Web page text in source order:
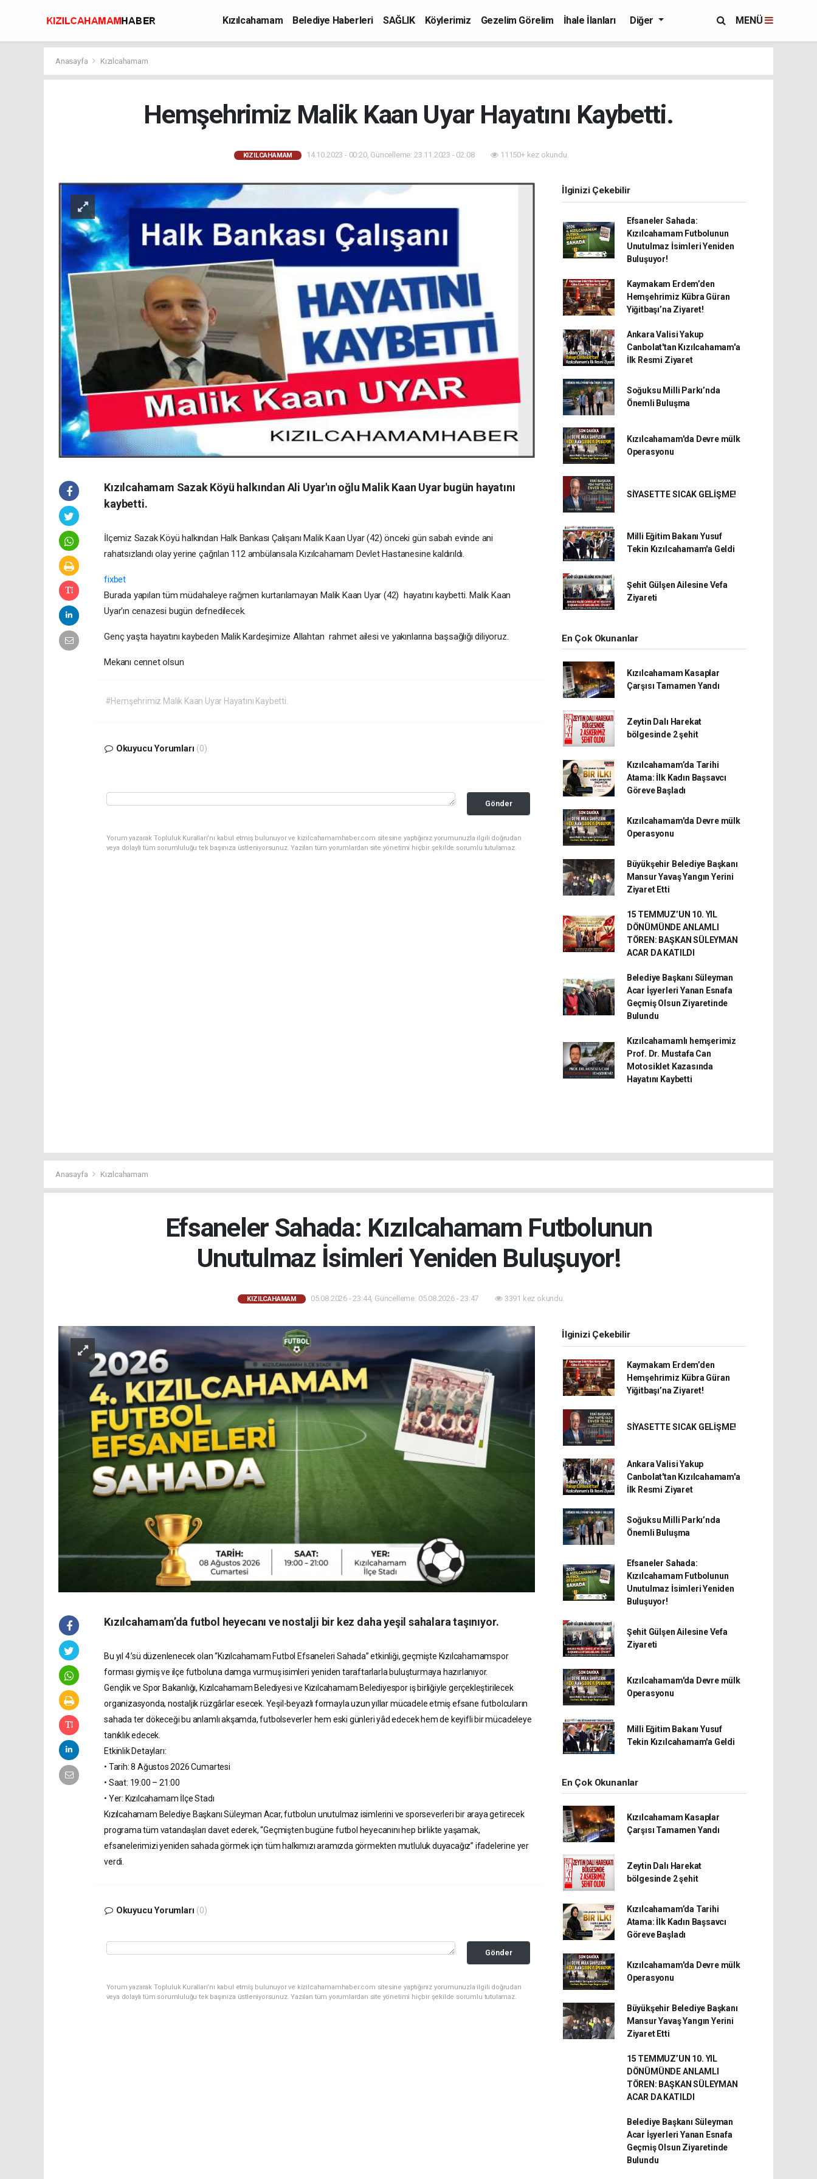
Kızılcahamam Belediye Haberleri SAĞLIK Köylerimiz Gezelim Görelim
İhale İlanları
Diğer MENÜ
Anasayfa Kızılcahamam
Hemşehrimiz Malik Kaan Uyar Hayatını Kaybetti.
KIZILCAHAMAM 14.10.2023 - 00:20, Güncelleme: 23.11.2023 - 02:08 11150+ kez okundu.
Kızılcahamam Sazak Köyü halkından Ali Uyar'ın oğlu Malik Kaan Uyar bugün hayatını
kaybetti.
İlçemiz Sazak Köyü halkından Halk Bankası Çalışanı Malik Kaan Uyar (42) önceki gün sabah evinde ani
rahatsızlandı olay yerine çağrılan 112 ambülansala Kızılcahamam Devlet Hastanesine kaldırıldı.
fixbet
Burada yapılan tüm müdahaleye rağmen kurtarılamayan Malik Kaan Uyar (42) hayatını kaybetti. Malik Kaan
Uyar'ın cenazesi bugün defnedilecek.
Genç yaşta hayatını kaybeden Malik Kardeşimize Allahtan rahmet ailesi ve yakınlarına başsağlığı diliyoruz.
Mekanı cennet olsun
#Hemşehrimiz Malik Kaan Uyar Hayatını Kaybetti.
Okuyucu Yorumları (0)
Gönder
Yorum yazarak Topluluk Kuralları’nı kabul etmiş bulunuyor ve kizilcahamamhaber.com sitesine yaptığınız yorumunuzla ilgili doğrudan
veya dolaylı tüm sorumluluğu tek başınıza üstleniyorsunuz. Yazılan tüm yorumlardan site yönetimi hiçbir şekilde sorumlu tutulamaz.
İlginizi Çekebilir
Efsaneler Sahada:
Kızılcahamam Futbolunun
Unutulmaz İsimleri Yeniden
Buluşuyor!
Kaymakam Erdem’den
Hemşehrimiz Kübra Güran
Yiğitbaşı’na Ziyaret!
Ankara Valisi Yakup
Canbolat'tan Kızılcahamam'a
İlk Resmi Ziyaret
Soğuksu Milli Parkı’nda
Önemli Buluşma
Kızılcahamam'da Devre mülk
Operasyonu
SİYASETTE SICAK GELİŞME!
Milli Eğitim Bakanı Yusuf
Tekin Kızılcahamam'a Geldi
Şehit Gülşen Ailesine Vefa
Ziyareti
En Çok Okunanlar
Kızılcahamam Kasaplar
Çarşısı Tamamen Yandı
Zeytin Dalı Harekat
bölgesinde 2 şehit
Kızılcahamam’da Tarihi
Atama: İlk Kadın Başsavcı
Göreve Başladı
Kızılcahamam'da Devre mülk
Operasyonu
Büyükşehir Belediye Başkanı
Mansur Yavaş Yangın Yerini
Ziyaret Etti
15 TEMMUZ’UN 10. YIL
DÖNÜMÜNDE ANLAMLI
TÖREN: BAŞKAN SÜLEYMAN
ACAR DA KATILDI
Belediye Başkanı Süleyman
Acar İşyerleri Yanan Esnafa
Geçmiş Olsun Ziyaretinde
Bulundu
Kızılcahamamlı hemşerimiz
Prof. Dr. Mustafa Can
Motosiklet Kazasında
Hayatını Kaybetti
Anasayfa Kızılcahamam
Efsaneler Sahada: Kızılcahamam Futbolunun
Unutulmaz İsimleri Yeniden Buluşuyor!
KIZILCAHAMAM 05.08.2026 - 23:44, Güncelleme: 05.08.2026 - 23:47 3391 kez okundu.
Kızılcahamam’da futbol heyecanı ve nostalji bir kez daha yeşil sahalara taşınıyor.
Bu yıl 4.’sü düzenlenecek olan “Kızılcahamam Futbol Efsaneleri Sahada” etkinliği, geçmişte Kızılcahamamspor
forması giymiş ve ilçe futboluna damga vurmuş isimleri yeniden taraftarlarla buluşturmaya hazırlanıyor.
Gençlik ve Spor Bakanlığı, Kızılcahamam Belediyesi ve Kızılcahamam Belediyespor iş birliğiyle gerçekleştirilecek
organizasyonda, nostaljik rüzgârlar esecek. Yeşil-beyazlı formayla uzun yıllar mücadele etmiş efsane futbolcuların
sahada ter dökeceği bu anlamlı akşamda, futbolseverler hem eski günleri yâd edecek hem de keyifli bir mücadeleye
tanıklık edecek.
Etkinlik Detayları:
• Tarih: 8 Ağustos 2026 Cumartesi
• Saat: 19:00 – 21:00
• Yer: Kızılcahamam İlçe Stadı
Kızılcahamam Belediye Başkanı Süleyman Acar, futbolun unutulmaz isimlerini ve sporseverleri bir araya getirecek
programa tüm vatandaşları davet ederek, “Geçmişten bugüne futbol heyecanını hep birlikte yaşamak,
efsanelerimizi yeniden sahada görmek için tüm halkımızı aramızda görmekten mutluluk duyacağız” ifadelerine yer
verdi.
Okuyucu Yorumları (0)
Gönder
Yorum yazarak Topluluk Kuralları’nı kabul etmiş bulunuyor ve kizilcahamamhaber.com sitesine yaptığınız yorumunuzla ilgili doğrudan
veya dolaylı tüm sorumluluğu tek başınıza üstleniyorsunuz. Yazılan tüm yorumlardan site yönetimi hiçbir şekilde sorumlu tutulamaz.
İlginizi Çekebilir
Kaymakam Erdem’den
Hemşehrimiz Kübra Güran
Yiğitbaşı’na Ziyaret!
SİYASETTE SICAK GELİŞME!
Ankara Valisi Yakup
Canbolat'tan Kızılcahamam'a
İlk Resmi Ziyaret
Soğuksu Milli Parkı’nda
Önemli Buluşma
Efsaneler Sahada:
Kızılcahamam Futbolunun
Unutulmaz İsimleri Yeniden
Buluşuyor!
Şehit Gülşen Ailesine Vefa
Ziyareti
Kızılcahamam'da Devre mülk
Operasyonu
Milli Eğitim Bakanı Yusuf
Tekin Kızılcahamam'a Geldi
En Çok Okunanlar
Kızılcahamam Kasaplar
Çarşısı Tamamen Yandı
Zeytin Dalı Harekat
bölgesinde 2 şehit
Kızılcahamam’da Tarihi
Atama: İlk Kadın Başsavcı
Göreve Başladı
Kızılcahamam'da Devre mülk
Operasyonu
Büyükşehir Belediye Başkanı
Mansur Yavaş Yangın Yerini
Ziyaret Etti
15 TEMMUZ’UN 10. YIL
DÖNÜMÜNDE ANLAMLI
TÖREN: BAŞKAN SÜLEYMAN
ACAR DA KATILDI
Belediye Başkanı Süleyman
Acar İşyerleri Yanan Esnafa
Geçmiş Olsun Ziyaretinde
Bulundu